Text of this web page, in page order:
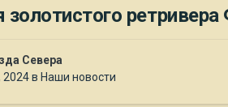
золотистого
Севера
2024в Наши новости